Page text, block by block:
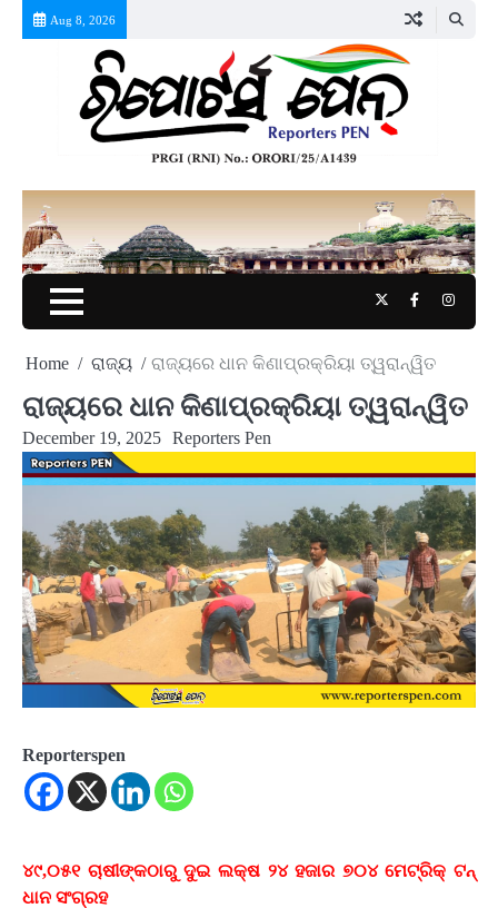
Aug 8, 2026
TwitterFacebook
Home ରାଜ୍ୟ ରାଜ୍ୟରେ ଧାନ କିଣାପ୍ରକ୍ରିୟା ତ୍ୱରାନ୍ୱିତ
ରାଜ୍ୟରେ ଧାନ କିଣାପ୍ରକ୍ରିୟା ତ୍ୱରାନ୍ୱିତ
December 19, 2025 Reporters Pen
Reporterspen
୪୯,୦୫୧ ଚାଷୀଙ୍କଠାରୁ ଦୁଇ ଲକ୍ଷ ୨୪ ହଜାର ୭୦୪ ମେଟ୍ରିକ୍ ଟନ୍
ଧାନ ସଂଗ୍ରହ